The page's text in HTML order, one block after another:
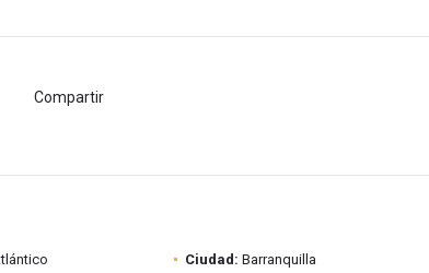
Compartir
Ciudad: Barranquilla